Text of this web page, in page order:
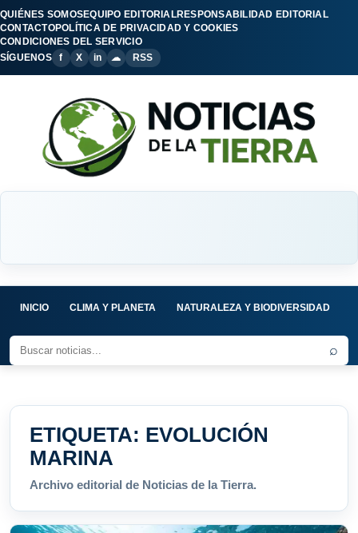
QUIÉNES SOMOSEQUIPO EDITORIALRESPONSABILIDAD EDITORIAL
CONTACTOPOLÍTICA DE PRIVACIDAD Y COOKIES
CONDICIONES DEL SERVICIO
SÍGUENOS
f X in ☁ RSS
INICIO CLIMA Y PLANETA NATURALEZA Y BIODIVERSIDAD
⌕
ETIQUETA: EVOLUCIÓN
MARINA
Archivo editorial de Noticias de la Tierra.